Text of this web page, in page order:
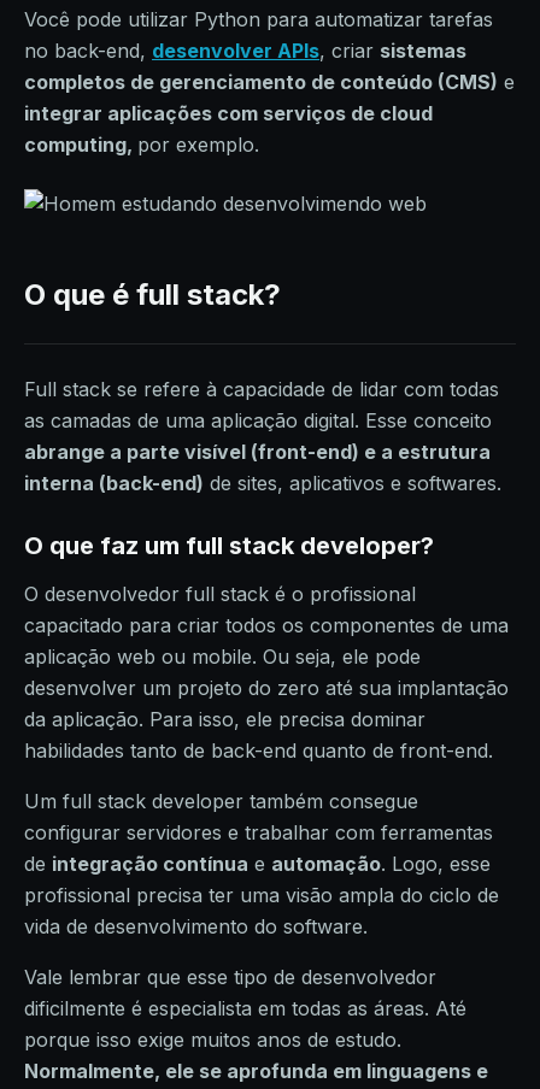
Você pode utilizar Python para automatizar tarefas
no back-end, desenvolver APIs, criar sistemas
completos de gerenciamento de conteúdo (CMS) e
integrar aplicações com serviços de cloud
computing, por exemplo.
O que é full stack?
Full stack se refere à capacidade de lidar com todas
as camadas de uma aplicação digital. Esse conceito
abrange a parte visível (front-end) e a estrutura
interna (back-end) de sites, aplicativos e softwares.
O que faz um full stack developer?
O desenvolvedor full stack é o profissional
capacitado para criar todos os componentes de uma
aplicação web ou mobile. Ou seja, ele pode
desenvolver um projeto do zero até sua implantação
da aplicação. Para isso, ele precisa dominar
habilidades tanto de back-end quanto de front-end.
Um full stack developer também consegue
configurar servidores e trabalhar com ferramentas
de integração contínua e automação. Logo, esse
profissional precisa ter uma visão ampla do ciclo de
vida de desenvolvimento do software.
Vale lembrar que esse tipo de desenvolvedor
dificilmente é especialista em todas as áreas. Até
porque isso exige muitos anos de estudo.
Normalmente, ele se aprofunda em linguagens e